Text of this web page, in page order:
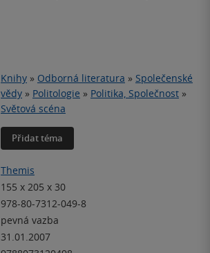
Knihy » Odborná literatura » Společenské
vědy » Politologie » Politika, Společnost »
Světová scéna
Přidat téma
Themis
155 x 205 x 30
978-80-7312-049-8
pevná vazba
31.01.2007